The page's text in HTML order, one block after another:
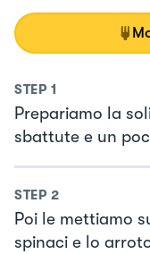
STEP 1
Prepariamo la
sbattute e un
STEP 2
Poi le mettiamo
spinaci e lo